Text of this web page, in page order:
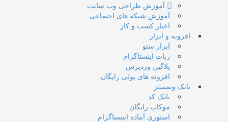
آموزش طراحی وب سایت
آموزش شبکه های اجتماعی
اخبار کسب و کار
افزونه و ابزار
ابزار سئو
ربات اینستاگرام
پلاگین وردپرس
افزونه های پولی رایگان
بانک وبمستر
بانک کد
موکاپ رایگان
استوری آماده اینستاگرام